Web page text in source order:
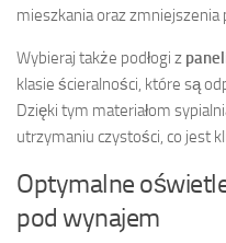
mieszkania oraz
Wybieraj także podłogi z
klasie ścieralności, które są
Dzięki tym materiałom
utrzymaniu czystości, co jest
Optymalne
pod wynajem